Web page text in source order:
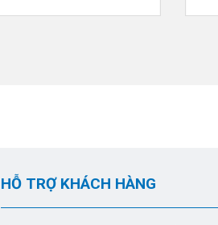
HỖ TRỢ KHÁCH HÀNG